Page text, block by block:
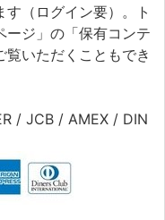
（ログイン要）。ト
ージ」の「保有コンテ
いただくこともでき
/ JCB / AMEX / DIN